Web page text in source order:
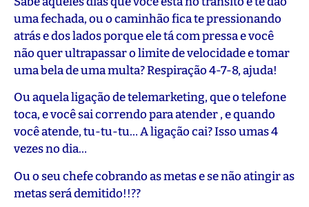
uma fechada, ou o caminhão fica te pressionando
atrás e dos lados porque ele tá com pressa e você
não quer ultrapassar o limite de velocidade e tomar
uma bela de uma multa? Respiração 4-7-8, ajuda!
Ou aquela ligação de telemarketing, que o telefone
toca, e você sai correndo para atender , e quando
você atende, tu-tu-tu… A ligação cai? Isso umas 4
vezes no dia…
Ou o seu chefe cobrando as metas e se não atingir as
metas será demitido!!??